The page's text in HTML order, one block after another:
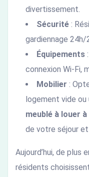
divertissement.
Sécurité :
gardiennage 24h/
Équipements
connexion Wi-Fi,
Mobilier :
logement vide ou
meublé à louer
de votre séjour
Aujourd’hui, de plus
résidents